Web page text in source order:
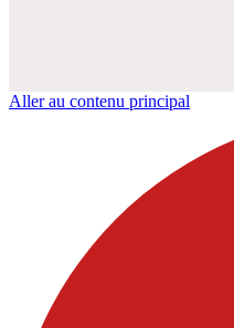
Aller au contenu principal